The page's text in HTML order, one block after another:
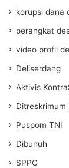
korupsi dana
perangkat
video profil
Deliserdang
Aktivis
Ditreskrimum
Puspom TNI
Dibunuh
SPPG